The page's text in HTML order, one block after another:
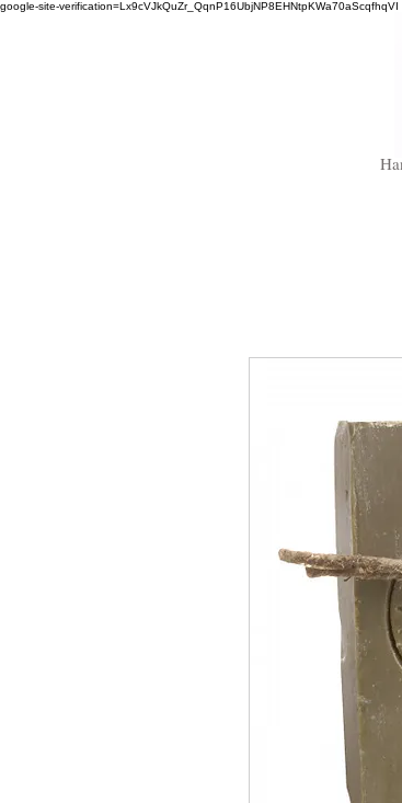
google-site-verification=Lx9cVJkQuZr_QqnP16UbjNP8EHNtpKWa70aScqfhqVI